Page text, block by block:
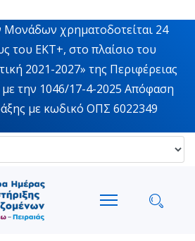
Μονάδων χρηματοδοτείται 24
του ΕΚΤ+, στο πλαίσιο του
2021-2027» της Περιφέρειας
την 1046/17-4-2025 Απόφαση
με κωδικό ΟΠΣ 6022349